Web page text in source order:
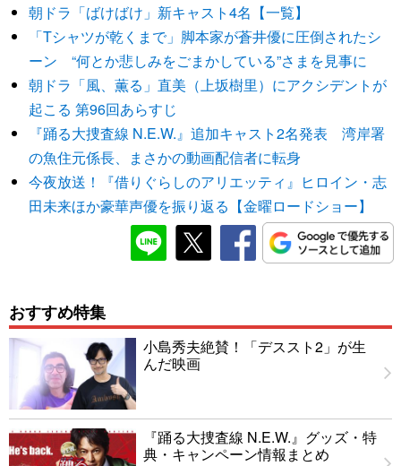
朝ドラ「ばけばけ」新キャスト4名【一覧】
「Tシャツが乾くまで」脚本家が蒼井優に圧倒されたシ
ーン “何とか悲しみをごまかしている”さまを見事に
朝ドラ「風、薫る」直美（上坂樹里）にアクシデントが
起こる 第96回あらすじ
『踊る大捜査線 N.E.W.』追加キャスト2名発表 湾岸署
の魚住元係長、まさかの動画配信者に転身
今夜放送！『借りぐらしのアリエッティ』ヒロイン・志
田未来ほか豪華声優を振り返る【金曜ロードショー】
おすすめ特集
小島秀夫絶賛！「デススト2」が生
んだ映画
『踊る大捜査線 N.E.W.』グッズ・特
典・キャンペーン情報まとめ